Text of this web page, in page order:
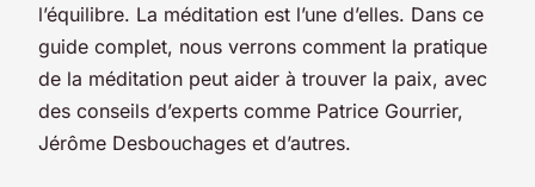
l’équilibre. La méditation est l’une d’elles. Dans ce
guide complet, nous verrons comment la pratique
de la méditation peut aider à trouver la paix, avec
des conseils d’experts comme Patrice Gourrier,
Jérôme Desbouchages et d’autres.